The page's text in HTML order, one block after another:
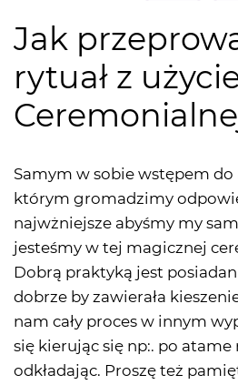
Jak
rytuał z
Samym w sobie wstępem do
którym gromadzimy
najwżniejsze abyśmy my
jesteśmy w tej magicznej
Dobrą praktyką jest
dobrze by zawierała
nam cały proces w innym
się kierując się np:. po atame
odkładając. Proszę też